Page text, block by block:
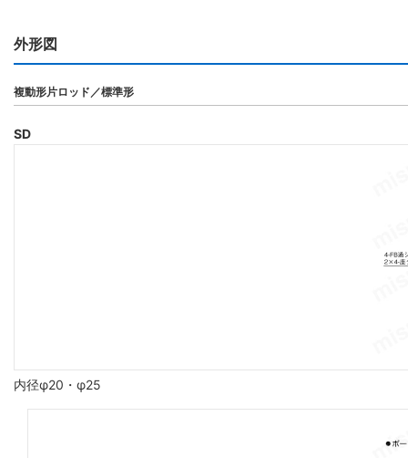
外形図
複動形片ロッド／標準形
SD
内径φ20・φ25